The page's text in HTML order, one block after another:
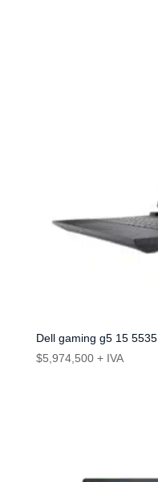
Dell gaming g5 15 5535
$5,974,500 + IVA